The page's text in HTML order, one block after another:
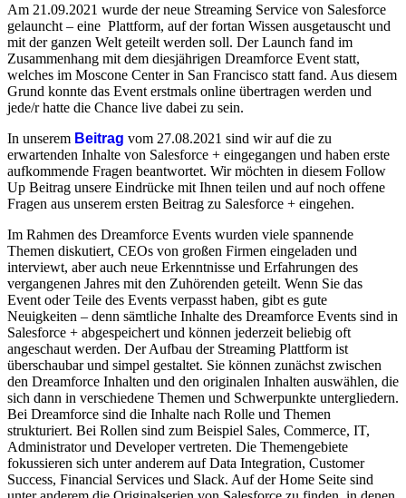
Am 21.09.2021 wurde der neue Streaming Service von Salesforce
gelauncht – eine Plattform, auf der fortan Wissen ausgetauscht und
mit der ganzen Welt geteilt werden soll. Der Launch fand im
Zusammenhang mit dem diesjährigen Dreamforce Event statt,
welches im Moscone Center in San Francisco statt fand. Aus diesem
Grund konnte das Event erstmals online übertragen werden und
jede/r hatte die Chance live dabei zu sein.
In unserem Beitrag vom 27.08.2021 sind wir auf die zu
erwartenden Inhalte von Salesforce + eingegangen und haben erste
aufkommende Fragen beantwortet. Wir möchten in diesem Follow
Up Beitrag unsere Eindrücke mit Ihnen teilen und auf noch offene
Fragen aus unserem ersten Beitrag zu Salesforce + eingehen.
Im Rahmen des Dreamforce Events wurden viele spannende
Themen diskutiert, CEOs von großen Firmen eingeladen und
interviewt, aber auch neue Erkenntnisse und Erfahrungen des
vergangenen Jahres mit den Zuhörenden geteilt. Wenn Sie das
Event oder Teile des Events verpasst haben, gibt es gute
Neuigkeiten – denn sämtliche Inhalte des Dreamforce Events sind in
Salesforce + abgespeichert und können jederzeit beliebig oft
angeschaut werden. Der Aufbau der Streaming Plattform ist
überschaubar und simpel gestaltet. Sie können zunächst zwischen
den Dreamforce Inhalten und den originalen Inhalten auswählen, die
sich dann in verschiedene Themen und Schwerpunkte untergliedern.
Bei Dreamforce sind die Inhalte nach Rolle und Themen
strukturiert. Bei Rollen sind zum Beispiel Sales, Commerce, IT,
Administrator und Developer vertreten. Die Themengebiete
fokussieren sich unter anderem auf Data Integration, Customer
Success, Financial Services und Slack. Auf der Home Seite sind